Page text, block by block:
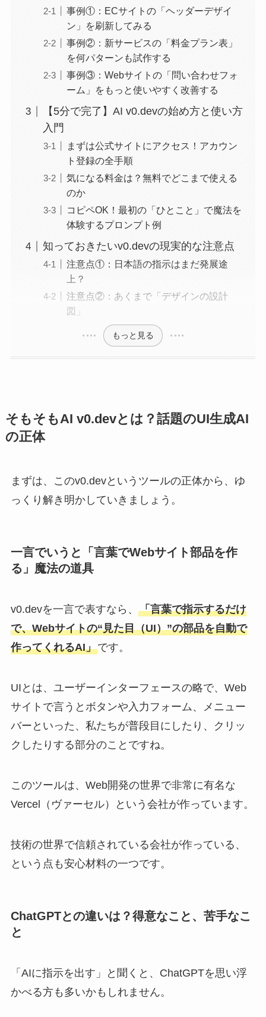
事例①：ECサイトの「ヘッダーデザイ
ン」を刷新してみる
事例②：新サービスの「料金プラン表」
を何パターンも試作する
事例③：Webサイトの「問い合わせフォ
ーム」をもっと使いやすく改善する
【5分で完了】AI v0.devの始め方と使い方
入門
まずは公式サイトにアクセス！アカウン
ト登録の全手順
気になる料金は？無料でどこまで使える
のか
コピペOK！最初の「ひとこと」で魔法を
体験するプロンプト例
知っておきたいv0.devの現実的な注意点
注意点①：日本語の指示はまだ発展途
上？
注意点②：あくまで「デザインの設計
図」
もっと見る
そもそもAI v0.devとは？話題のUI生成AI
の正体
まずは、このv0.devというツールの正体から、ゆ
っくり解き明かしていきましょう。
一言でいうと「言葉でWebサイト部品を作
る」魔法の道具
v0.devを一言で表すなら、 「言葉で指示するだけ
で、Webサイトの“見た目（UI）”の部品を自動で
作ってくれるAI」です。
UIとは、ユーザーインターフェースの略で、Web
サイトで言うとボタンや入力フォーム、メニュー
バーといった、私たちが普段目にしたり、クリッ
クしたりする部分のことですね。
このツールは、Web開発の世界で非常に有名な
Vercel（ヴァーセル）という会社が作っています。
技術の世界で信頼されている会社が作っている、
という点も安心材料の一つです。
ChatGPTとの違いは？得意なこと、苦手なこ
と
「AIに指示を出す」と聞くと、ChatGPTを思い浮
かべる方も多いかもしれません。